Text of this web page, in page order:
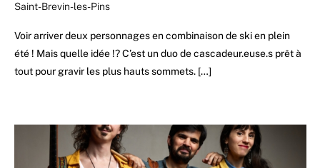
Saint-Brevin-les-Pins
Voir arriver deux personnages en combinaison de ski en plein
été ! Mais quelle idée !? C’est un duo de cascadeur.euse.s prêt à
tout pour gravir les plus hauts sommets. […]